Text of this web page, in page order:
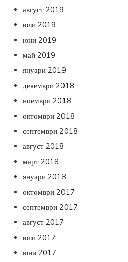
август 2019
юли 2019
юни 2019
май 2019
януари 2019
декември 2018
ноември 2018
октомври 2018
септември 2018
август 2018
март 2018
януари 2018
октомври 2017
септември 2017
август 2017
юли 2017
юни 2017